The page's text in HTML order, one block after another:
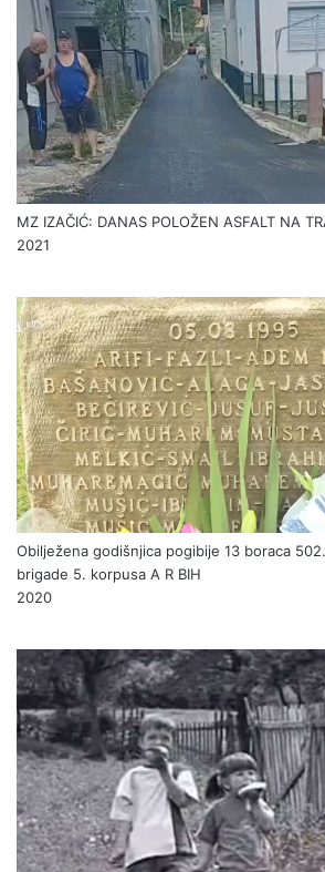
MZ IZAČIĆ: DANAS POLOŽEN ASFALT NA
2021
Obilježena godišnjica pogibije 13 boraca
brigade 5. korpusa A R BIH
2020